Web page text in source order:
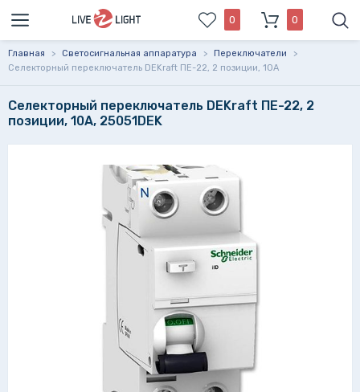
0 0
Главная > Светосигнальная аппаратура > Переключатели
>
Селекторный переключатель DEKraft ПЕ-22, 2 позиции, 10А
Селекторный переключатель DEKraft ПЕ-22, 2
позиции, 10А, 25051DEK